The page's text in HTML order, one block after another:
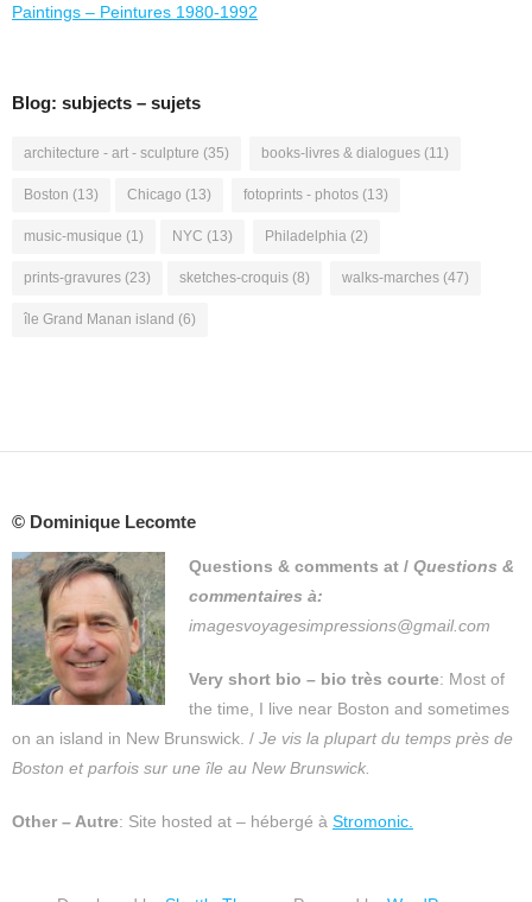
Paintings – Peintures 1980-1992
Blog: subjects – sujets
architecture - art - sculpture (35) books-livres & dialogues (11)
Boston (13) Chicago (13) fotoprints - photos (13)
music-musique (1) NYC (13) Philadelphia (2)
prints-gravures (23) sketches-croquis (8) walks-marches (47)
île Grand Manan island (6)
© Dominique Lecomte
Questions & comments at / Questions &
commentaires à:
imagesvoyagesimpressions@gmail.com
Very short bio – bio très courte: Most of
the time, I live near Boston and sometimes
on an island in New Brunswick. / Je vis la plupart du temps près de
Boston et parfois sur une île au New Brunswick.
Other – Autre: Site hosted at – hébergé à Stromonic.